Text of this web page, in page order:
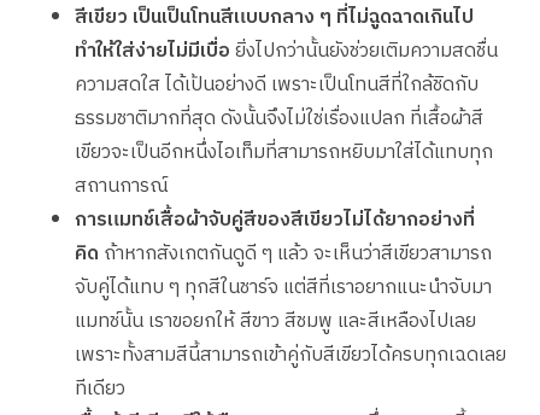
สีเขียว เป็นเป็นโทนสีแบบกลาง ๆ ที่ไม่ฉูดฉาดเกินไป
ทำให้ใส่ง่ายไม่มีเบื่อยิ่งไปกว่านั้นยังช่วยเติมความสดชื่น
ความสดใส ได้เป้นอย่างดี เพราะเป็นโทนสีที่ใกล้ชิดกับ
ธรรมชาติมากที่สุด ดังนั้นจึงไม่ใช่เรื่องแปลก ที่เสื้อผ้าสี
เขียวจะเป็นอีกหนึ่งไอเท็มที่สามารถหยิบมาใส่ได้แทบทุก
สถานการณ์
การแมทช์เสื้อผ้าจับคู่สีของสีเขียวไม่ได้ยากอย่างที่
คิด ถ้าหากสังเกตกันดูดี ๆ แล้ว จะเห็นว่าสีเขียวสามารถ
จับคู่ได้แทบ ๆ ทุกสีในชาร์จ แต่สีที่เราอยากแนะนำจับมา
แมทช์นั้น เราขอยกให้ สีขาว สีชมพู และสีเหลืองไปเลย
เพราะทั้งสามสีนี้สามารถเข้าคู่กับสีเขียวได้ครบทุกเฉดเลย
ทีเดียว